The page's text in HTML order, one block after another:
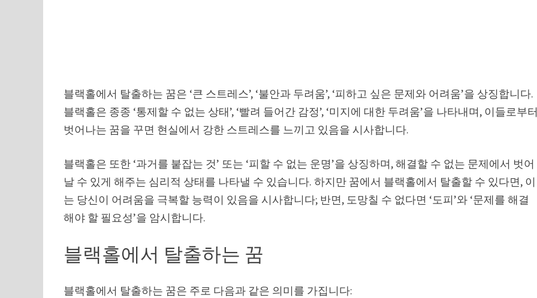
블랙홀에서 탈출하는 꿈은 ‘큰 스트레스’, ‘불안과 두려움’, ‘피하고 싶은 문제와 어려움’을 상징합니다.
블랙홀은 종종 ‘통제할 수 없는 상태’, ‘빨려 들어간 감정’, ‘미지에 대한 두려움’을 나타내며, 이들로부
벗어나는 꿈을 꾸면 현실에서 강한 스트레스를 느끼고 있음을 시사합니다.
블랙홀은 또한 ‘과거를 붙잡는 것’ 또는 ‘피할 수 없는 운명’을 상징하며, 해결할 수 없는 문제에서 벗어
날 수 있게 해주는 심리적 상태를 나타낼 수 있습니다. 하지만 꿈에서 블랙홀에서 탈출할 수 있다면, 이
는 당신이 어려움을 극복할 능력이 있음을 시사합니다; 반면, 도망칠 수 없다면 ‘도피’와 ‘문제를 해결
해야 할 필요성’을 암시합니다.
블랙홀에서 탈출하는 꿈
블랙홀에서 탈출하는 꿈은 주로 다음과 같은 의미를 가집니다: